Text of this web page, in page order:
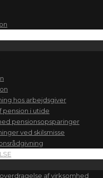
hos arbejdsgiver
pension i utide
pensionsopsparinger
ved skilsmisse
af virksomhed